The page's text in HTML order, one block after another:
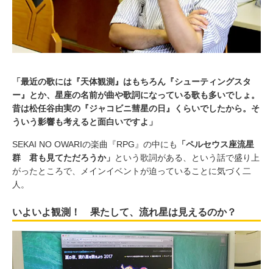
「最近の歌には『天体観測』はもちろん『シューティングスタ
ー』とか、星座の名前が曲や歌詞になっている歌も多いでしょ。
昔は松任谷由実の『ジャコビニ彗星の日』くらいでしたから。そ
ういう影響も考えると面白いですよ」
SEKAI NO OWARIの楽曲『RPG』の中にも
「ペルセウス座流星
群 君も見てただろうか」 という歌詞がある、という話で盛り上
がったところで、メインイベントが迫っていることに気づく二
人。
いよいよ観測！ 果たして、流れ星は見えるのか？